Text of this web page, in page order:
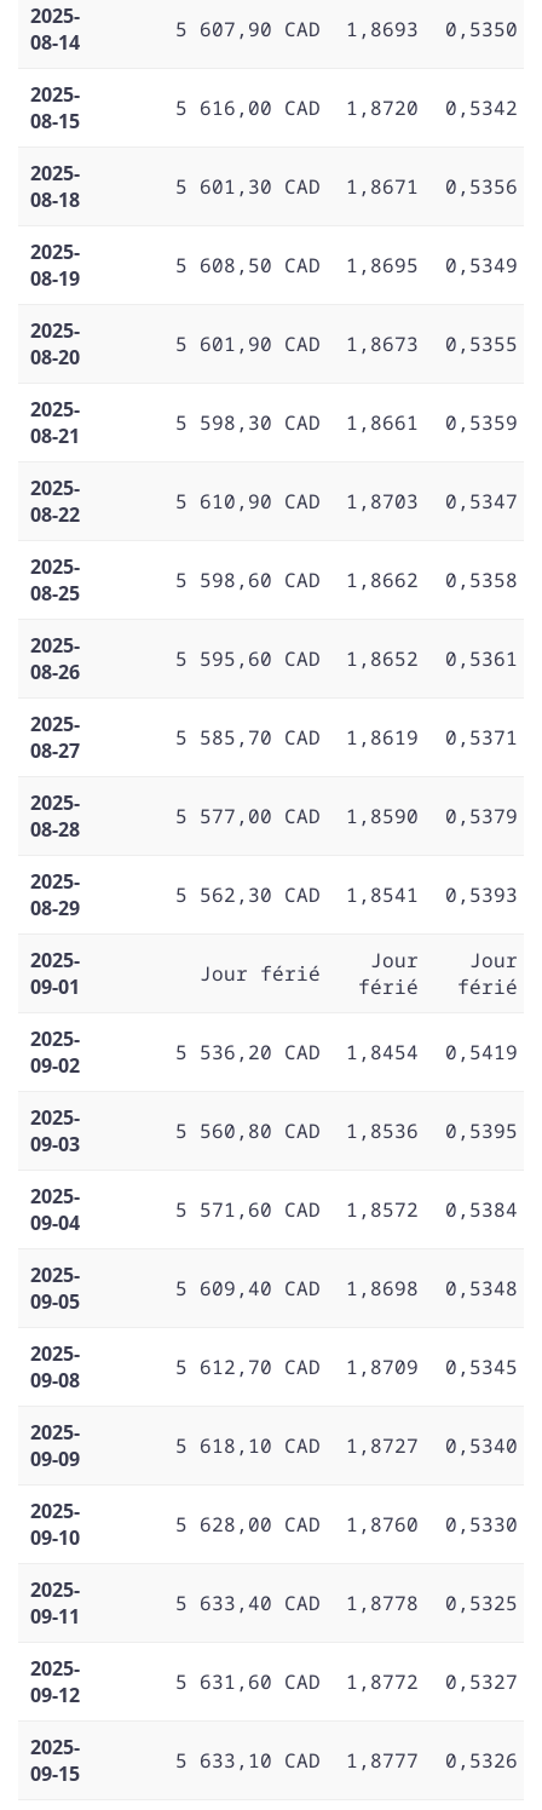
2025-
08-14
5 607,90 CAD 1,8693 0,5350
2025-
08-15
5 616,00 CAD 1,8720 0,5342
2025-
08-18
5 601,30 CAD 1,8671 0,5356
2025-
08-19
5 608,50 CAD 1,8695 0,5349
2025-
08-20
5 601,90 CAD 1,8673 0,5355
2025-
08-21
5 598,30 CAD 1,8661 0,5359
2025-
08-22
5 610,90 CAD 1,8703 0,5347
2025-
08-25
5 598,60 CAD 1,8662 0,5358
2025-
08-26
5 595,60 CAD 1,8652 0,5361
2025-
08-27
5 585,70 CAD 1,8619 0,5371
2025-
08-28
5 577,00 CAD 1,8590 0,5379
2025-
08-29
5 562,30 CAD 1,8541 0,5393
2025-
09-01
Jour férié
Jour
férié
Jour
férié
2025-
09-02
5 536,20 CAD 1,8454 0,5419
2025-
09-03
5 560,80 CAD 1,8536 0,5395
2025-
09-04
5 571,60 CAD 1,8572 0,5384
2025-
09-05
5 609,40 CAD 1,8698 0,5348
2025-
09-08
5 612,70 CAD 1,8709 0,5345
2025-
09-09
5 618,10 CAD 1,8727 0,5340
2025-
09-10
5 628,00 CAD 1,8760 0,5330
2025-
09-11
5 633,40 CAD 1,8778 0,5325
2025-
09-12
5 631,60 CAD 1,8772 0,5327
2025-
09-15
5 633,10 CAD 1,8777 0,5326